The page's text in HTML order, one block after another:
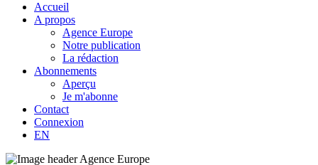
Accueil
A propos
Agence Europe
Notre publication
La rédaction
Abonnements
Aperçu
Je m'abonne
Contact
Connexion
EN